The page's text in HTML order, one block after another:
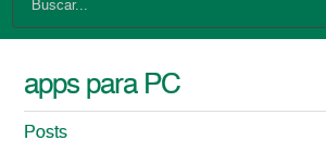
apps para PC
Posts